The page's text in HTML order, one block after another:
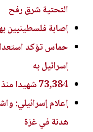
التحتية شرق رفح
إصابة فلسطينيين
حماس تؤكد
إسرائيل به
73,384 شهيدا منذ بدء حرب الإبادة على غزة
إعلام إسرائيلي:
هدنة في غزة